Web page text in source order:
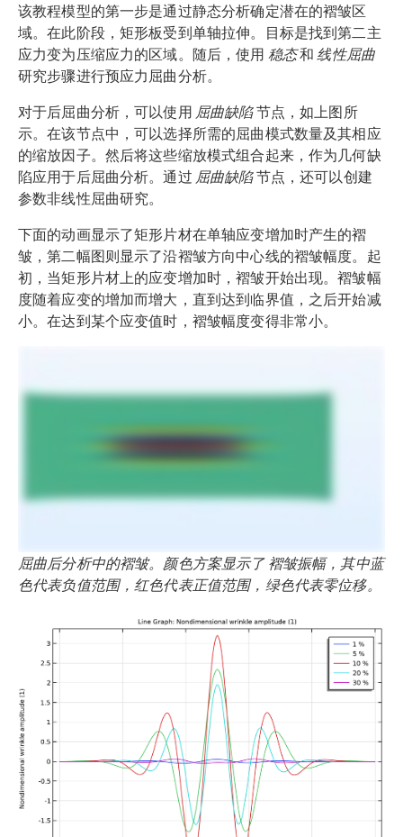
该教程模型的第一步是通过静态分析确定潜在的褶皱区
域。在此阶段，矩形板受到单轴拉伸。目标是找到第二主
应力变为压缩应力的区域。随后，使用 稳态和 线性屈曲
研究步骤进行预应力屈曲分析。
对于后屈曲分析，可以使用 屈曲缺陷节点，如上图所
示。在该节点中，可以选择所需的屈曲模式数量及其相应
的缩放因子。然后将这些缩放模式组合起来，作为几何缺
陷应用于后屈曲分析。通过 屈曲缺陷节点，还可以创建
参数非线性屈曲研究。
下面的动画显示了矩形片材在单轴应变增加时产生的褶
皱，第二幅图则显示了沿褶皱方向中心线的褶皱幅度。起
初，当矩形片材上的应变增加时，褶皱开始出现。褶皱幅
度随着应变的增加而增大，直到达到临界值，之后开始减
小。在达到某个应变值时，褶皱幅度变得非常小。
屈曲后分析中的褶皱。颜色方案显示了 褶皱振幅，其中蓝
色代表负值范围，红色代表正值范围，绿色代表零位移。